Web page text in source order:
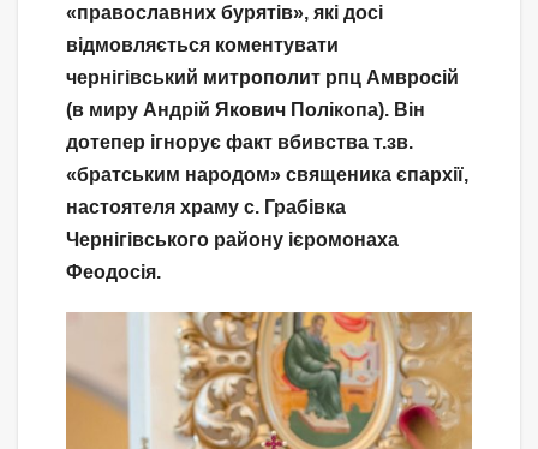
«православних бурятів», які досі
відмовляється коментувати
чернігівський митрополит рпц Амвросій
(в миру Андрій Якович Полікопа). Він
дотепер ігнорує факт вбивства т.зв.
«братським народом» священика єпархії,
настоятеля храму с. Грабівка
Чернігівського району ієромонаха
Феодосія.